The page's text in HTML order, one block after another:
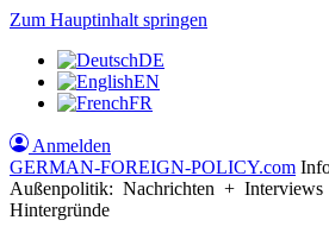
Zum Hauptinhalt springen
DE
EN
FR
Anmelden
GERMAN-FOREIGN-POLICY.com
Außenpolitik: Nachrichten +
Hintergründe